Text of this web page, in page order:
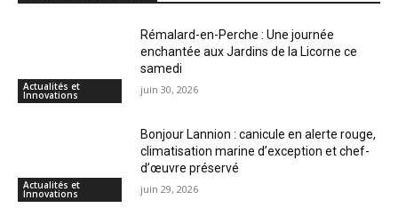
Actualités et
Innovations
Rémalard-en-Perche : Une journée
enchantée aux Jardins de la Licorne ce
samedi
juin 30, 2026
Actualités et
Innovations
Bonjour Lannion : canicule en alerte rouge,
climatisation marine d’exception et chef-
d’œuvre préservé
juin 29, 2026